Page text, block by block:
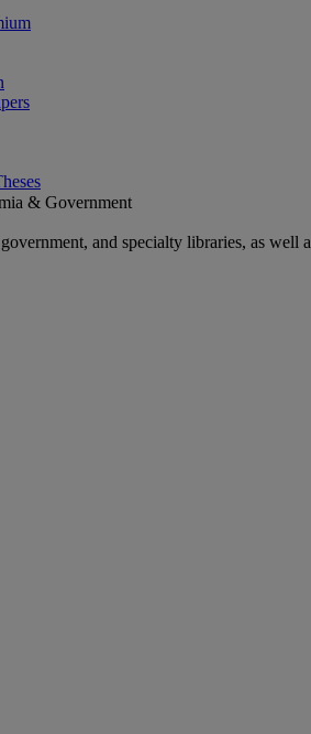
& Government
and specialty libraries, as